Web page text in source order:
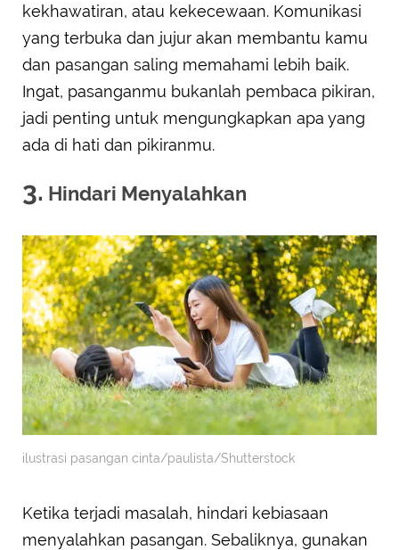
kekhawatiran, atau kekecewaan. Komunikasi
yang terbuka dan jujur akan membantu kamu
dan pasangan saling memahami lebih baik.
Ingat, pasanganmu bukanlah pembaca pikiran,
jadi penting untuk mengungkapkan apa yang
ada di hati dan pikiranmu.
3. Hindari Menyalahkan
ilustrasi pasangan cinta/paulista/Shutterstock
Ketika terjadi masalah, hindari kebiasaan
menyalahkan pasangan. Sebaliknya, gunakan